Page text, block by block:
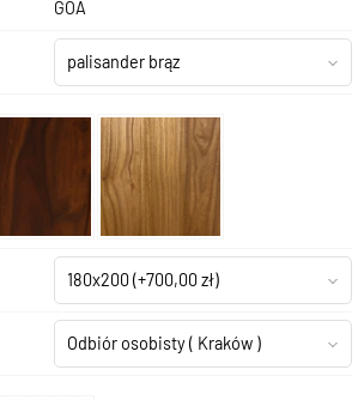
GOA
palisander brąz
180x200(+700,00 zł)
Odbiór osobisty( Kraków )